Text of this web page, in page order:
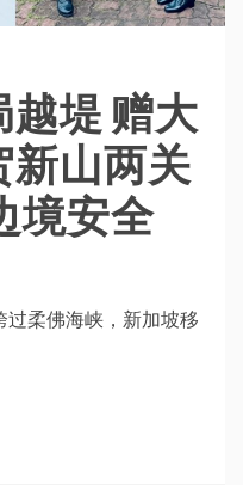
堤 赠大
新山两关
境安全
过柔佛海峡，新加坡移